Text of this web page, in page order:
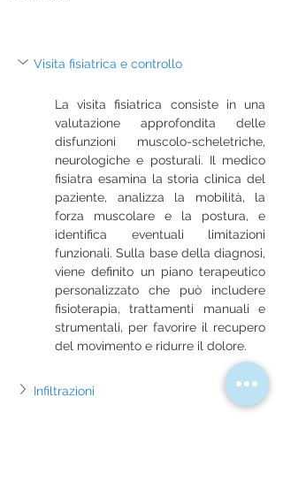
Visita fisiatrica e controllo
La visita fisiatrica consiste in una
valutazione approfondita delle
disfunzioni muscolo-scheletriche,
neurologiche e posturali. Il medico
fisiatra esamina la storia clinica del
paziente, analizza la mobilità, la
forza muscolare e la postura, e
identifica eventuali limitazioni
funzionali. Sulla base della diagnosi,
viene definito un piano terapeutico
personalizzato che può includere
fisioterapia, trattamenti manuali e
strumentali, per favorire il recupero
del movimento e ridurre il dolore.
Infiltrazioni